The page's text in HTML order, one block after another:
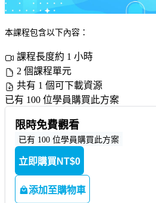
本課程包含以下內容：
課程長度約 1 小時
2 個課程單元
共有 1 個可下載資源
已有 100 位學員購買此方案
限時免費觀看
已有 100 位學員購買此方案
立即購買 NT$0
添加至購物車